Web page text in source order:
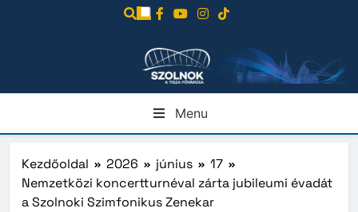
Menu
Kezdőoldal 2026 június
17
Nemzetközi koncertturnéval zárta jubileumi évadát
a Szolnoki Szimfonikus Zenekar